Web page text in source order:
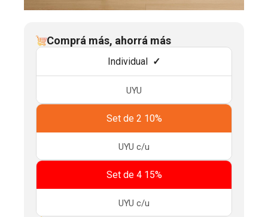
Comprá más, ahorrá más
Individual
UYU
Set de 2 10%
UYU c/u
Set de 4 15%
UYU c/u